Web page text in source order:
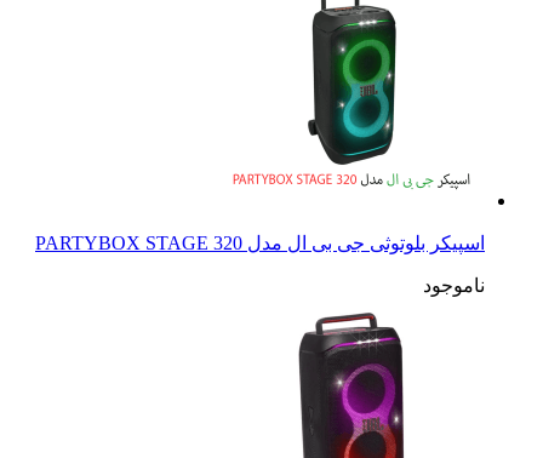
اسپیکر بلوتوثی جی بی ال مدل PARTYBOX STAGE 320
ناموجود